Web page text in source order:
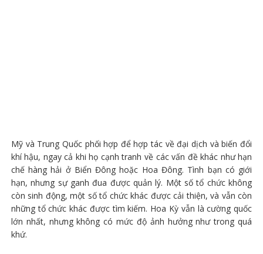
Mỹ và Trung Quốc phối hợp để hợp tác về đại dịch và biến đổi
khí hậu, ngay cả khi họ cạnh tranh về các vấn đề khác như hạn
chế hàng hải ở Biển Đông hoặc Hoa Đông. Tình bạn có giới
hạn, nhưng sự ganh đua được quản lý. Một số tổ chức không
còn sinh động, một số tổ chức khác được cải thiện, và vẫn còn
những tổ chức khác được tìm kiếm. Hoa Kỳ vẫn là cường quốc
lớn nhất, nhưng không có mức độ ảnh hưởng như trong quá
khứ.